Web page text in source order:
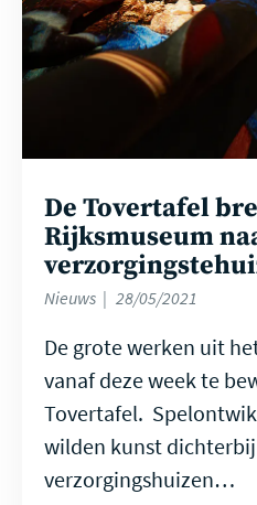
De Tovertafel
Rijksmuseum
Nieuws 28/05/2021
De grote werken uit
vanaf deze week te
Tovertafel.
wilden kunst
verzorgingshuizen…